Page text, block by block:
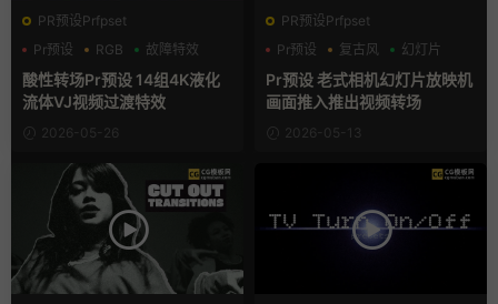
PR预设Prfpset
Pr预设
RGB 故障特效
酸性转场Pr预设 14组4K液化
流体VJ视频过渡特效
2026-05-26
PR预设Prfpset
Pr预设
复古风 幻灯片
Pr预设 老式相机幻灯片放映机
画面推入推出视频转场
2026-05-13